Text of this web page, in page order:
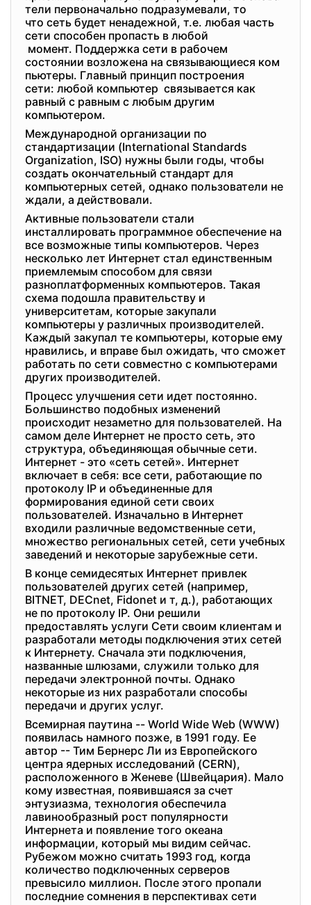
тели первоначально подразумевали, то
что сеть будет ненадежной, т.е. любая часть
сети способен пропасть в любой
момент. Поддержка сети в рабочем
состоянии возложена на связывающиеся ком
пьютеры. Главный принцип построения
сети: любой компьютер связывается как
равный с равным с любым другим
компьютером.
Международной организации по
стандартизации (International Standards
Organization, ISO) нужны были годы, чтобы
создать окончательный стандарт для
компьютерных сетей, однако пользователи не
ждали, а действовали.
Активные пользователи стали
инсталлировать программное обеспечение на
все возможные типы компьютеров. Через
несколько лет Интернет стал единственным
приемлемым способом для связи
разноплатформенных компьютеров. Такая
схема подошла правительству и
университетам, которые закупали
компьютеры у различных производителей.
Каждый закупал те компьютеры, которые ему
нравились, и вправе был ожидать, что сможет
работать по сети совместно с компьютерами
других производителей.
Процесс улучшения сети идет постоянно.
Большинство подобных изменений
происходит незаметно для пользователей. На
самом деле Интернет не просто сеть, это
структура, объединяющая обычные сети.
Интернет - это «сеть сетей». Интернет
включает в себя: все сети, работающие по
протоколу IP и объединенные для
формирования единой сети своих
пользователей. Изначально в Интернет
входили различные ведомственные сети,
множество региональных сетей, сети учебных
заведений и некоторые зарубежные сети.
В конце семидесятых Интернет привлек
пользователей других сетей (например,
BITNET, DECnet, Fidonet и т, д.), работающих
не по протоколу IP. Они решили
предоставлять услуги Сети своим клиентам и
разработали методы подключения этих сетей
к Интернету. Сначала эти подключения,
названные шлюзами, служили только для
передачи электронной почты. Однако
некоторые из них разработали способы
передачи и других услуг.
Всемирная паутина -- World Wide Web (WWW)
появилась намного позже, в 1991 году. Ее
автор -- Тим Бернерс Ли из Европейского
центра ядерных исследований (CERN),
расположенного в Женеве (Швейцария). Мало
кому известная, появившаяся за счет
энтузиазма, технология обеспечила
лавинообразный рост популярности
Интернета и появление того океана
информации, который мы видим сейчас.
Рубежом можно считать 1993 год, когда
количество подключенных серверов
превысило миллион. После этого пропали
последние сомнения в перспективах сети